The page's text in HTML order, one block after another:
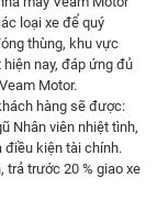
loại xe để quý
thùng, khu vực
nay, đáp ứng đủ
Motor.
hàng sẽ được:
Nhân viên nhiệt tình,
điều kiện tài chính.
trả trước 20 % giao xe